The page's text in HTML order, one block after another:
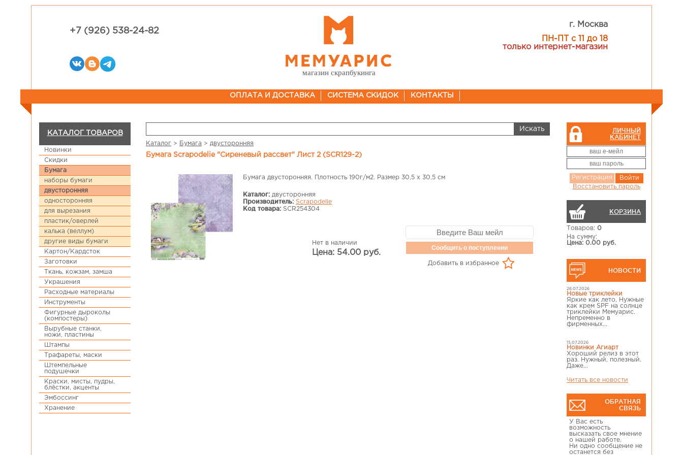
+7 (926) 538-24-82
магазин скрапбукинга
г. Москва
ПН-ПТ с 11 до 18
только интернет-магазин
ОПЛАТА И ДОСТАВКА СИСТЕМА СКИДОК КОНТАКТЫ
КАТАЛОГ ТОВАРОВ
Новинки
Скидки
Бумага
наборы бумаги
двусторонняя
односторонняя
для вырезания
пластик/оверлей
калька (веллум)
другие виды бумаги
Картон/Кардсток
Заготовки
Ткань, кожзам, замша
Украшения
Расходные материалы
Инструменты
Фигурные дыроколы
(компостеры)
Вырубные станки,
ножи, пластины
Штампы
Трафареты, маски
Штемпельные
подушечки
Краски, мисты, пудры,
блёстки, акценты
Эмбоссинг
Хранение
ЛИЧНЫЙ
КАБИНЕТ
Регистрация
Войти
Восстановить пароль
КОРЗИНА
Товаров: 0
На сумму:
Цена: 0.00 руб.
НОВОСТИ
26.07.2026
Новые триклейки
Яркие как лето, Нужные
как крем SPF на солнце
триклейки Мемуарис.
Непременно в
фирменных...
15.07.2026
Новинки Агиарт
Хороший релиз в этот
раз. Нужный, полезный.
Даже...
Читать все новости
ОБРАТНАЯ
СВЯЗЬ
У Вас есть
возможность
высказать свое мнение
о нашей работе.
Ни одно сообщение не
останется без
Каталог > Бумага > двусторонняя
Бумага Scrapodelie "Сиреневый рассвет" Лист 2 (SCR129-2)
Бумага двусторонняя. Плотность 190г/м2. Размер 30,5 х 30,5 см
Каталог: двусторонняя
Производитель: Scrapodelie
Код товара: SCR254304
Нет в наличии
Цена: 54.00 руб.
Сообщить о поступлении
Добавить в избранное